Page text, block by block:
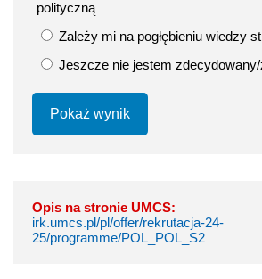
polityczną
Zależy mi na pogłębieniu wiedzy
Jeszcze nie jestem
Pokaż wynik
Opis na stronie UMCS:
irk.umcs.pl/pl/offer/rekrutacja-24-
25/programme/POL_POL_S2